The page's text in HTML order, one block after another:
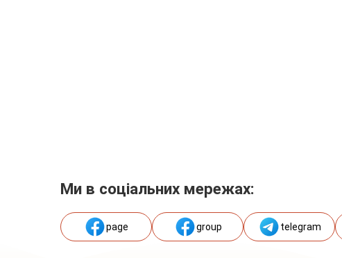
Ми в соціальних мережах:
page group telegram